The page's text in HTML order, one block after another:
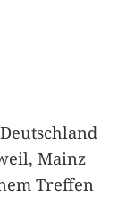
Mainz
Treffen